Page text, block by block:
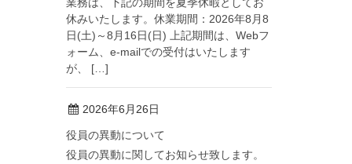
業務は、下記の期間を夏季休暇としてお
休みいたします。休業期間：2026年8月8
日(土)～8月16日(日) 上記期間は、Webフ
ォーム、e-mailでの受付はいたします
が、 […]
2026年6月26日
役員の異動について
役員の異動に関してお知らせ致します。